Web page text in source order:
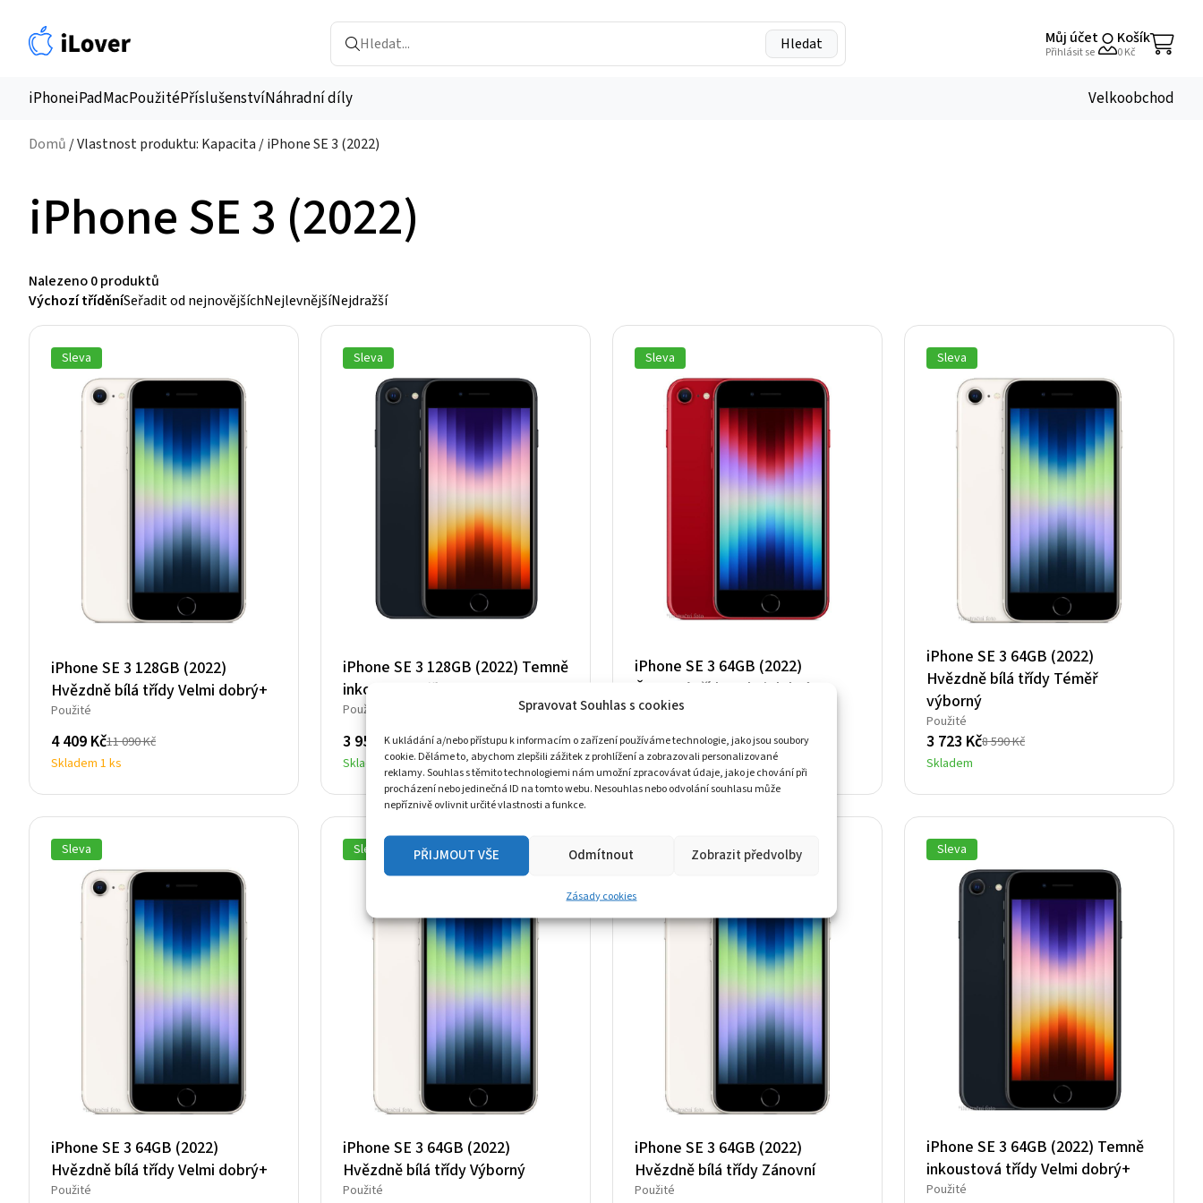
Spravovat Souhlas s cookies
K ukládání a/nebo přístupu k informacím o zařízení používáme technologie, jako jsou soubory
cookie. Děláme to, abychom zlepšili zážitek z prohlížení a zobrazovali personalizované
reklamy. Souhlas s těmito technologiemi nám umožní zpracovávat údaje, jako je chování při
procházení nebo jedinečná ID na tomto webu. Nesouhlas nebo odvolání souhlasu může
nepříznivě ovlivnit určité vlastnosti a funkce.
PŘIJMOUT VŠE Odmítnout Zobrazit předvolby
Zásady cookies
Hledat
My
Account
Můj účet
Přihlásit se
Košík
0Kč
iPhoneiPadMacPoužitéPříslušenstvíNáhradní díly Velkoobchod
Domů / Vlastnost produktu: Kapacita / iPhone SE 3 (2022)
iPhone SE 3 (2022)
Nalezeno0 produktů
Výchozí tříděníSeřadit od nejnovějšíchNejlevnějšíNejdražší
Sleva
iPhone SE 3 128GB (2022)
Hvězdně bílá třídy Velmi dobrý+
Použité
11 090Kč
Původní
cena
byla:
11
090 Kč.
4 409 Kč
Aktuální
cena
je:
4
409 Kč.
Skladem 1 ks
Sleva
iPhone SE 3 128GB (2022) Temně
inkoustová třídy Velmi dobrý+
Použité
11 090Kč
Původní
cena
byla:
11
090 Kč.
3 958 Kč
Aktuální
cena
je:
3
958 Kč.
Skladem
Sleva
iPhone SE 3 64GB (2022)
Červená třídy Velmi dobrý+
Použité
8 590Kč
Původní
cena
byla:
3 625Kč
Aktuální
cena
je:
Skladem
Sleva
iPhone SE 3 64GB (2022)
Hvězdně bílá třídy Téměř
výborný
Použité
8 590Kč
Původní
cena
byla:
8
590 Kč.
3 723 Kč
Aktuální
cena
je:
3
723 Kč.
Skladem
Sleva
iPhone SE 3 64GB (2022)
Hvězdně bílá třídy Velmi dobrý+
Použité
Sleva
iPhone SE 3 64GB (2022)
Hvězdně bílá třídy Výborný
Použité
iPhone SE 3 64GB (2022)
Hvězdně bílá třídy Zánovní
Použité
Sleva
iPhone SE 3 64GB (2022) Temně
inkoustová třídy Velmi dobrý+
Použité